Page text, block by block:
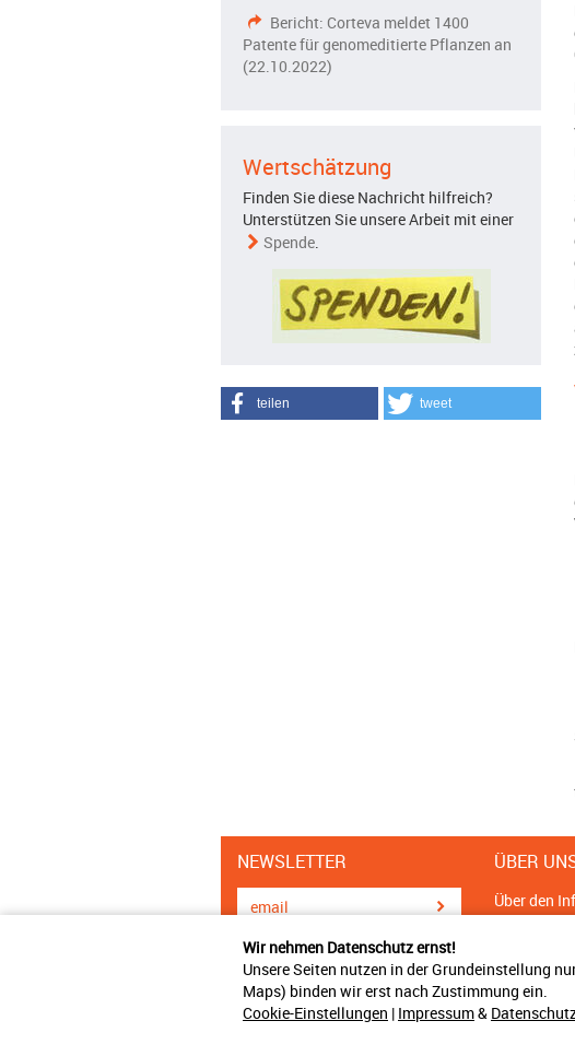
Wir nehmen Datenschutz ernst!
Unsere Seiten nutzen in der Grundeinstellung
Maps) binden wir erst nach Zustimmung ein.
Cookie-Einstellungen | Impressum&
Bericht: Corteva meldet 1400
Patente für genomeditierte Pflanzen an
(22.10.2022)
Wertschätzung
Finden Sie diese Nachricht hilfreich?
Unterstützen Sie unsere Arbeit mit einer
Spende.
teilen tweet
NEWSLETTER ÜBER
Über den
Datenschutz
Cookie